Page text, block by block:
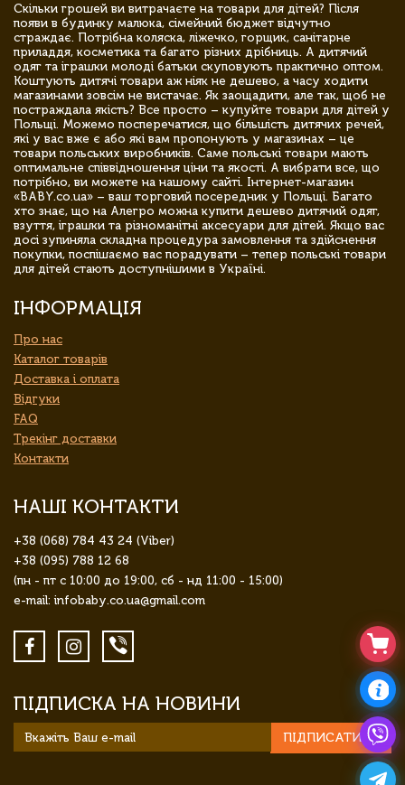
Скільки грошей ви витрачаєте на товари для дітей? Після
появи в будинку малюка, сімейний бюджет відчутно
страждає. Потрібна коляска, ліжечко, горщик, санітарне
приладдя, косметика та багато різних дрібниць. А дитячий
одяг та іграшки молоді батьки скуповують практично оптом.
Коштують дитячі товари аж ніяк не дешево, а часу ходити
магазинами зовсім не вистачає. Як заощадити, але так, щоб не
постраждала якість? Все просто – купуйте товари для дітей у
Польщі. Можемо посперечатися, що більшість дитячих речей,
які у вас вже є або які вам пропонують у магазинах – це
товари польських виробників. Саме польські товари мають
оптимальне співвідношення ціни та якості. А вибрати все, що
потрібно, ви можете на нашому сайті. Інтернет-магазин
«BABY.co.ua» – ваш торговий посередник у Польщі. Багато
хто знає, що на Алегро можна купити дешево дитячий одяг,
взуття, іграшки та різноманітні аксесуари для дітей. Якщо вас
досі зупиняла складна процедура замовлення та здійснення
покупки, поспішаємо вас порадувати – тепер польські товари
для дітей стають доступнішими в Україні.
ІНФОРМАЦІЯ
Про нас
Каталог товарів
Доставка і оплата
Відгуки
FAQ
Трекінг доставки
Контакти
НАШІ КОНТАКТИ
+38 (068) 784 43 24 (Viber)
+38 (095) 788 12 68
(пн - пт с 10:00 до 19:00, сб - нд 11:00 - 15:00)
e-mail: infobaby.co.ua@gmail.com
ПІДПИСКА НА НОВИНИ
ПІДПИСАТИСЯ